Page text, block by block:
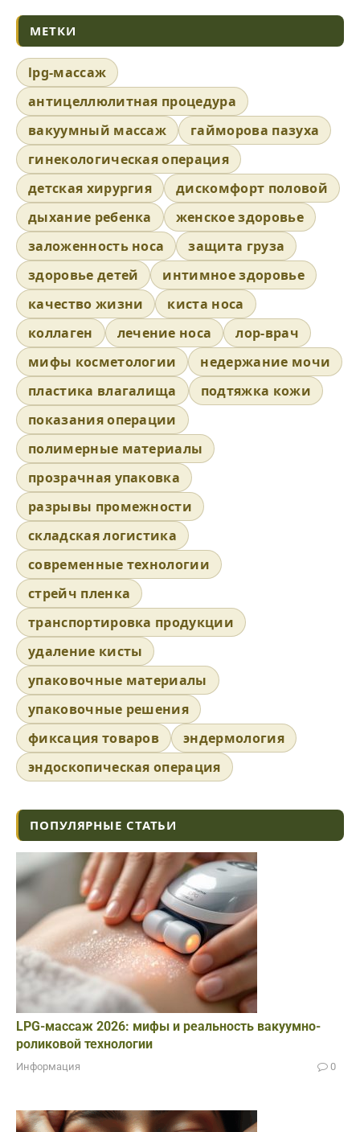
МЕТКИ
lpg-массаж
антицеллюлитная процедура
вакуумный массаж
гайморова пазуха
гинекологическая операция
детская хирургия
дискомфорт половой
дыхание ребенка
женское здоровье
заложенность носа
защита груза
здоровье детей
интимное здоровье
качество жизни
киста носа
коллаген
лечение носа
лор-врач
мифы косметологии
недержание мочи
пластика влагалища
подтяжка кожи
показания операции
полимерные материалы
прозрачная упаковка
разрывы промежности
складская логистика
современные технологии
стрейч пленка
транспортировка продукции
удаление кисты
упаковочные материалы
упаковочные решения
фиксация товаров
эндермология
эндоскопическая операция
ПОПУЛЯРНЫЕ СТАТЬИ
LPG-массаж 2026: мифы и реальность вакуумно-
роликовой технологии
Информация 0